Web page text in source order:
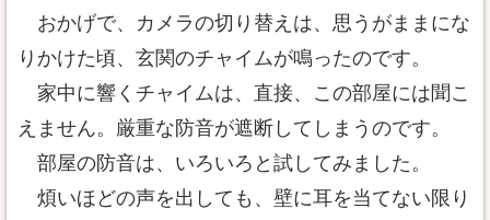
おかげで、カメラの切り替えは、思うがままにな
りかけた頃、玄関のチャイムが鳴ったのです。
家中に響くチャイムは、直接、この部屋には聞こ
えません。厳重な防音が遮断してしまうのです。
部屋の防音は、いろいろと試してみました。
煩いほどの声を出しても、壁に耳を当てない限り